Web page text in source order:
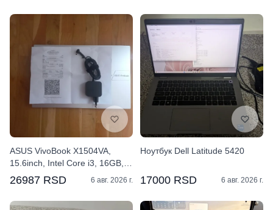
ASUS VivoBook X1504VA,
15.6inch, Intel Core i3, 16GB,
512GB SSD
26987 RSD 6 авг. 2026 г.
Ноутбук Dell Latitude 5420
17000 RSD 6 авг. 2026 г.